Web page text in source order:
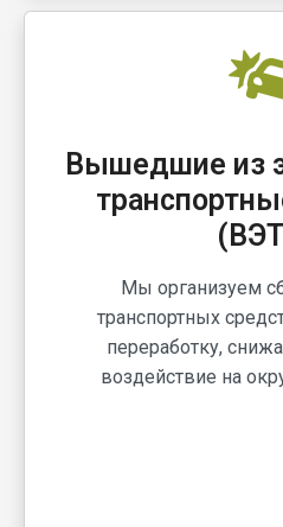
Вышедшие из
Мы организуем
транспортных
переработку,
воздействие на